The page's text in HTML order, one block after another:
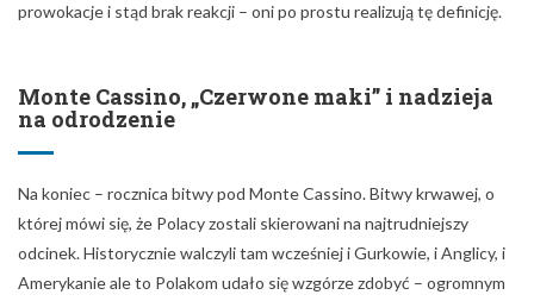
prowokacje i stąd brak reakcji – oni po prostu realizują tę definicję.
Monte Cassino, „Czerwone maki” i nadzieja
na odrodzenie
Na koniec – rocznica bitwy pod Monte Cassino. Bitwy krwawej, o
której mówi się, że Polacy zostali skierowani na najtrudniejszy
odcinek. Historycznie walczyli tam wcześniej i Gurkowie, i Anglicy, i
Amerykanie ale to Polakom udało się wzgórze zdobyć – ogromnym